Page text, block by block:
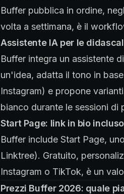
Buffer pubblica in ordine,
volta a settimana, è il
Assistente IA per le
Buffer integra un assistente
un'idea, adatta il tono in
Instagram) e propone
bianco durante le sessioni di
Start Page: link in bio incluso
Buffer include Start Page,
Linktree). Gratuito,
Instagram o TikTok, è un
Prezzi Buffer 2026: quale